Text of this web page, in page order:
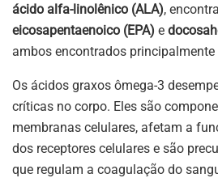
ácido alfa-linolênico (ALA),
eicosapentaenoico (EPA) e
ambos encontrados principalmente
Os ácidos graxos ômega-3
críticas no corpo. Eles são
membranas celulares, afetam a
dos receptores celulares e são
que regulam a coagulação do